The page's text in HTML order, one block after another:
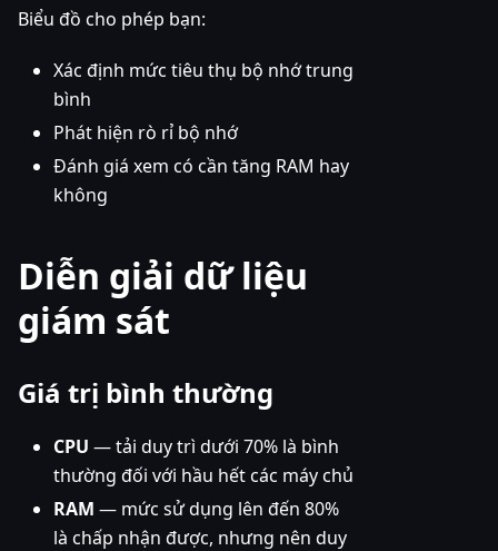
Biểu đồ cho phép bạn:
Xác định mức tiêu thụ bộ nhớ trung
bình
Phát hiện rò rỉ bộ nhớ
Đánh giá xem có cần tăng RAM hay
không
Diễn giải dữ liệu
giám sát
Giá trị bình thường
CPU — tải duy trì dưới 70% là bình
thường đối với hầu hết các máy chủ
RAM — mức sử dụng lên đến 80%
là chấp nhận được, nhưng nên duy